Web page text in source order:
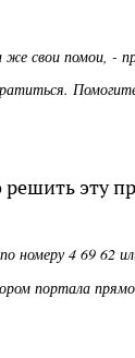
же свои помои, -
эту
номеру 4 69 62
портала прямо